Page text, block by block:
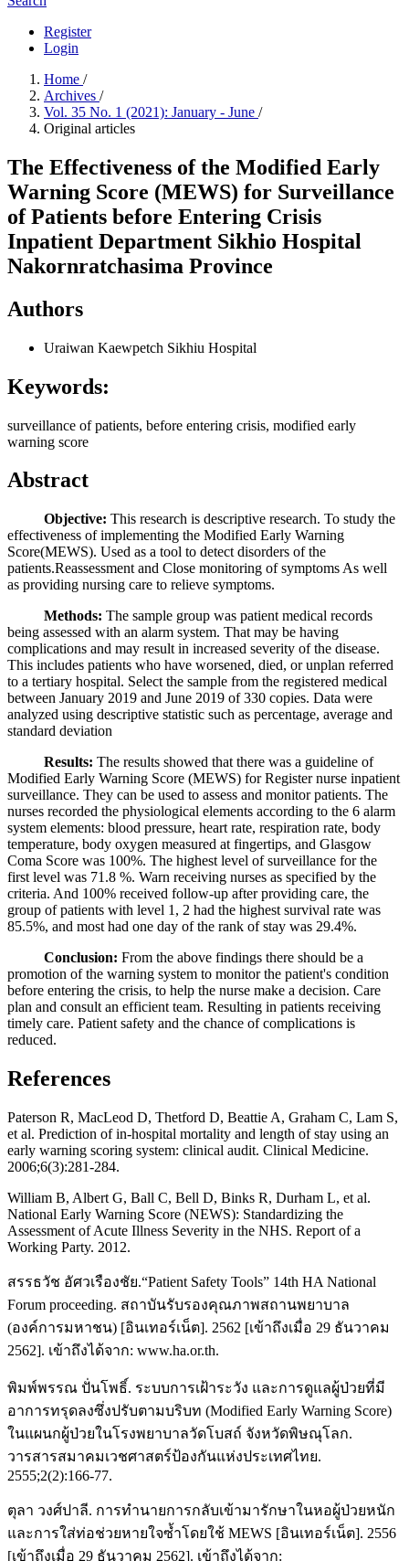
Register
Login
Home /
Archives /
Vol. 35 No. 1 (2021): January - June /
Original articles
The Effectiveness of the Modified Early
Warning Score (MEWS) for Surveillance
of Patients before Entering Crisis
Inpatient Department Sikhio Hospital
Nakornratchasima Province
Authors
Uraiwan Kaewpetch Sikhiu Hospital
Keywords:
surveillance of patients, before entering crisis, modified early
warning score
Abstract
Objective: This research is descriptive research. To study the
effectiveness of implementing the Modified Early Warning
Score(MEWS). Used as a tool to detect disorders of the
patients.Reassessment and Close monitoring of symptoms As well
as providing nursing care to relieve symptoms.
Methods: The sample group was patient medical records
being assessed with an alarm system. That may be having
complications and may result in increased severity of the disease.
This includes patients who have worsened, died, or unplan referred
to a tertiary hospital. Select the sample from the registered medical
between January 2019 and June 2019 of 330 copies. Data were
analyzed using descriptive statistic such as percentage, average and
standard deviation
Results: The results showed that there was a guideline of
Modified Early Warning Score (MEWS) for Register nurse inpatient
surveillance. They can be used to assess and monitor patients. The
nurses recorded the physiological elements according to the 6 alarm
system elements: blood pressure, heart rate, respiration rate, body
temperature, body oxygen measured at fingertips, and Glasgow
Coma Score was 100%. The highest level of surveillance for the
first level was 71.8 %. Warn receiving nurses as specified by the
criteria. And 100% received follow-up after providing care, the
group of patients with level 1, 2 had the highest survival rate was
85.5%, and most had one day of the rank of stay was 29.4%.
Conclusion: From the above findings there should be a
promotion of the warning system to monitor the patient's condition
before entering the crisis, to help the nurse make a decision. Care
plan and consult an efficient team. Resulting in patients receiving
timely care. Patient safety and the chance of complications is
reduced.
References
Paterson R, MacLeod D, Thetford D, Beattie A, Graham C, Lam S,
et al. Prediction of in-hospital mortality and length of stay using an
early warning scoring system: clinical audit. Clinical Medicine.
2006;6(3):281-284.
William B, Albert G, Ball C, Bell D, Binks R, Durham L, et al.
National Early Warning Score (NEWS): Standardizing the
Assessment of Acute Illness Severity in the NHS. Report of a
Working Party. 2012.
สรรธวัช อัศวเรืองชัย.“Patient Safety Tools” 14th HA National
Forum proceeding. สถาบันรับรองคุณภาพสถานพยาบาล
(องค์การมหาชน) [อินเทอร์เน็ต]. 2562 [เข้าถึงเมื่อ 29 ธันวาคม
2562]. เข้าถึงได้จาก: www.ha.or.th.
พิมพ์พรรณ ปั่นโพธิ์. ระบบการเฝ้าระวัง และการดูแลผู้ป่วยที่มี
อาการทรุดลงซึ่งปรับตามบริบท (Modified Early Warning Score)
ในแผนกผู้ป่วยในโรงพยาบาลวัดโบสถ์ จังหวัดพิษณุโลก.
วารสารสมาคมเวชศาสตร์ป้องกันแห่งประเทศไทย.
2555;2(2):166-77.
ตุลา วงศ์ปาลี. การทำนายการกลับเข้ามารักษาในหอผู้ป่วยหนัก
และการใส่ท่อช่วยหายใจซ้ำโดยใช้ MEWS [อินเทอร์เน็ต]. 2556
[เข้าถึงเมื่อ 29 ธันวาคม 2562]. เข้าถึงได้จาก: